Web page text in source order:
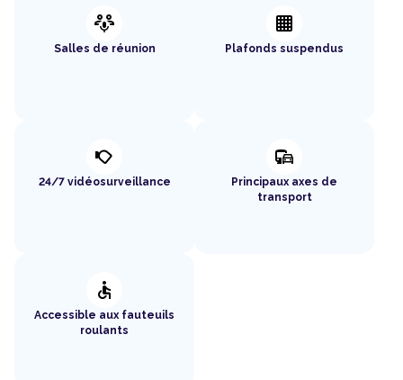
adaptive_audio_mic
Salles de réunion
background_grid_small
Plafonds suspendus
nest_cam_outdoor
24/7 vidéosurveillance
commute
Principaux axes de
transport
accessible
Accessible aux fauteuils
roulants